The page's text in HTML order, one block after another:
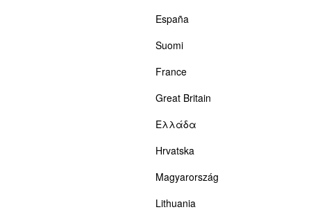
España
Suomi
France
Great Britain
Ελλάδα
Hrvatska
Magyarország
Lithuania